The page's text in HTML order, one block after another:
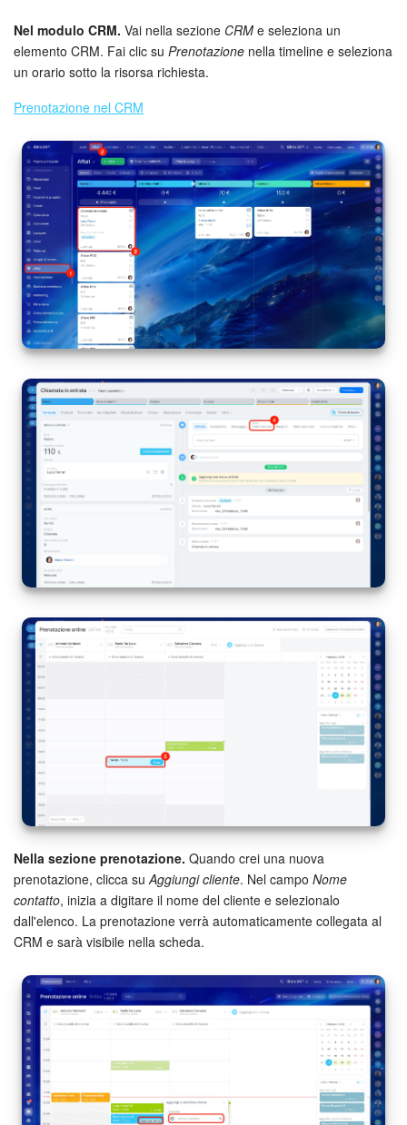
Nel modulo CRM. Vai nella sezione CRM e seleziona un
elemento CRM. Fai clic su Prenotazione nella timeline e seleziona
un orario sotto la risorsa richiesta.
Prenotazione nel CRM
Nella sezione prenotazione. Quando crei una nuova
prenotazione, clicca suAggiungi cliente. Nel campo Nome
contatto, inizia a digitare il nome del cliente e selezionalo
dall'elenco. La prenotazione verrà automaticamente collegata al
CRM e sarà visibile nella scheda.